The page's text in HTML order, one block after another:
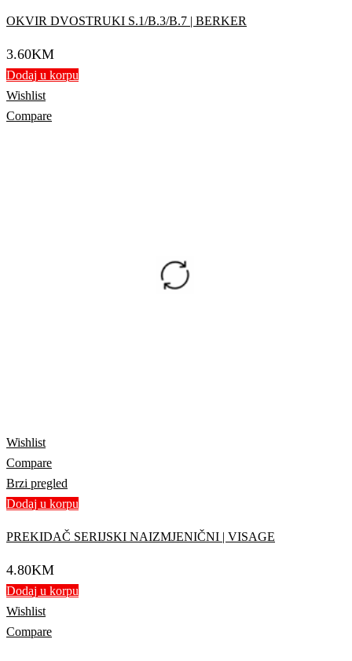
OKVIR DVOSTRUKI S.1/B.3/B.7 | BERKER
3.60KM
Dodaj u korpu
Wishlist
Compare
Wishlist
Compare
Brzi pregled
Dodaj u korpu
PREKIDAČ SERIJSKI NAIZMJENIČNI | VISAGE
4.80KM
Dodaj u korpu
Wishlist
Compare